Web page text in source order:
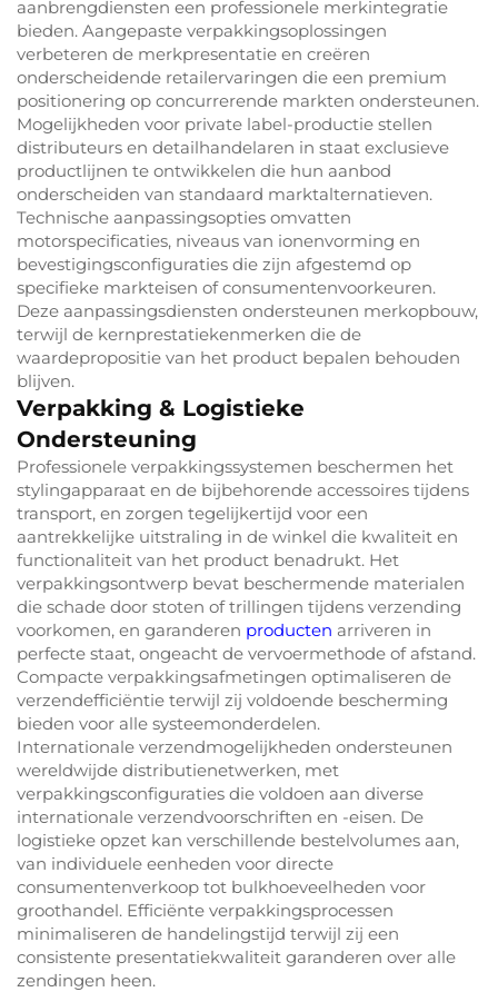
aanbrengdiensten een professionele merkintegratie
bieden. Aangepaste verpakkingsoplossingen
verbeteren de merkpresentatie en creëren
onderscheidende retailervaringen die een premium
positionering op concurrerende markten ondersteunen.
Mogelijkheden voor private label-productie stellen
distributeurs en detailhandelaren in staat exclusieve
productlijnen te ontwikkelen die hun aanbod
onderscheiden van standaard marktalternatieven.
Technische aanpassingsopties omvatten
motorspecificaties, niveaus van ionenvorming en
bevestigingsconfiguraties die zijn afgestemd op
specifieke markteisen of consumentenvoorkeuren.
Deze aanpassingsdiensten ondersteunen merkopbouw,
terwijl de kernprestatiekenmerken die de
waardepropositie van het product bepalen behouden
blijven.
Verpakking & Logistieke
Ondersteuning
Professionele verpakkingssystemen beschermen het
stylingapparaat en de bijbehorende accessoires tijdens
transport, en zorgen tegelijkertijd voor een
aantrekkelijke uitstraling in de winkel die kwaliteit en
functionaliteit van het product benadrukt. Het
verpakkingsontwerp bevat beschermende materialen
die schade door stoten of trillingen tijdens verzending
voorkomen, en garanderen producten arriveren in
perfecte staat, ongeacht de vervoermethode of afstand.
Compacte verpakkingsafmetingen optimaliseren de
verzendefficiëntie terwijl zij voldoende bescherming
bieden voor alle systeemonderdelen.
Internationale verzendmogelijkheden ondersteunen
wereldwijde distributienetwerken, met
verpakkingsconfiguraties die voldoen aan diverse
internationale verzendvoorschriften en -eisen. De
logistieke opzet kan verschillende bestelvolumes aan,
van individuele eenheden voor directe
consumentenverkoop tot bulkhoeveelheden voor
groothandel. Efficiënte verpakkingsprocessen
minimaliseren de handelingstijd terwijl zij een
consistente presentatiekwaliteit garanderen over alle
zendingen heen.